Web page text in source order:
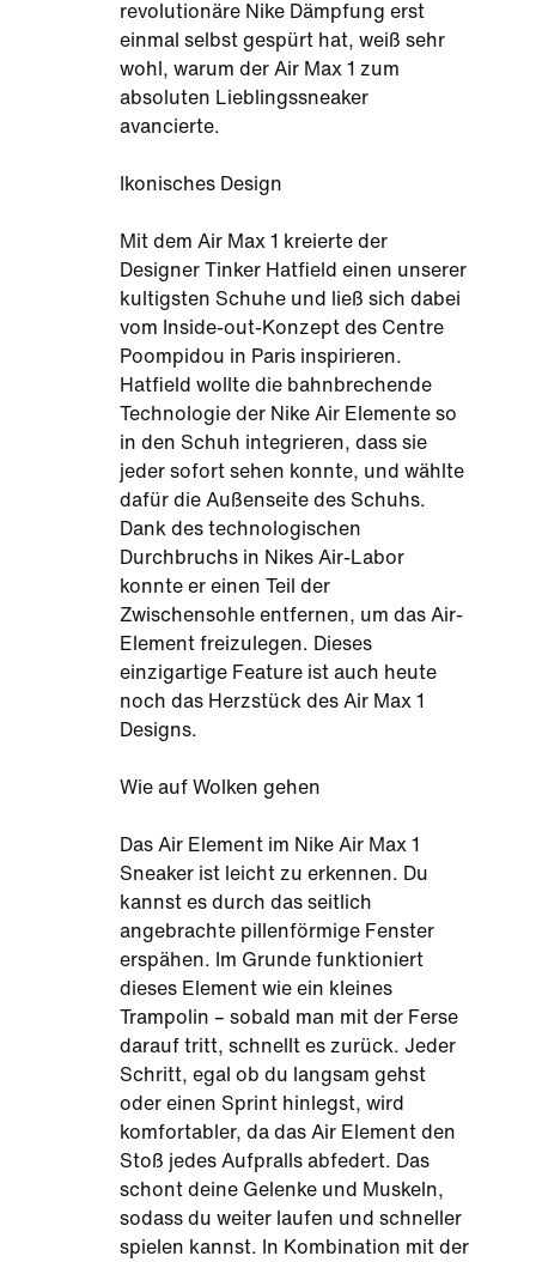
revolutionäre Nike Dämpfung erst
einmal selbst gespürt hat, weiß sehr
wohl, warum der Air Max 1 zum
absoluten Lieblingssneaker
avancierte.
Ikonisches Design
Mit dem Air Max 1 kreierte der
Designer Tinker Hatfield einen unserer
kultigsten Schuhe und ließ sich dabei
vom Inside-out-Konzept des Centre
Poompidou in Paris inspirieren.
Hatfield wollte die bahnbrechende
Technologie der Nike Air Elemente so
in den Schuh integrieren, dass sie
jeder sofort sehen konnte, und wählte
dafür die Außenseite des Schuhs.
Dank des technologischen
Durchbruchs in Nikes Air-Labor
konnte er einen Teil der
Zwischensohle entfernen, um das Air-
Element freizulegen. Dieses
einzigartige Feature ist auch heute
noch das Herzstück des Air Max 1
Designs.
Wie auf Wolken gehen
Das Air Element im Nike Air Max 1
Sneaker ist leicht zu erkennen. Du
kannst es durch das seitlich
angebrachte pillenförmige Fenster
erspähen. Im Grunde funktioniert
dieses Element wie ein kleines
Trampolin – sobald man mit der Ferse
darauf tritt, schnellt es zurück. Jeder
Schritt, egal ob du langsam gehst
oder einen Sprint hinlegst, wird
komfortabler, da das Air Element den
Stoß jedes Aufpralls abfedert. Das
schont deine Gelenke und Muskeln,
sodass du weiter laufen und schneller
spielen kannst. In Kombination mit der